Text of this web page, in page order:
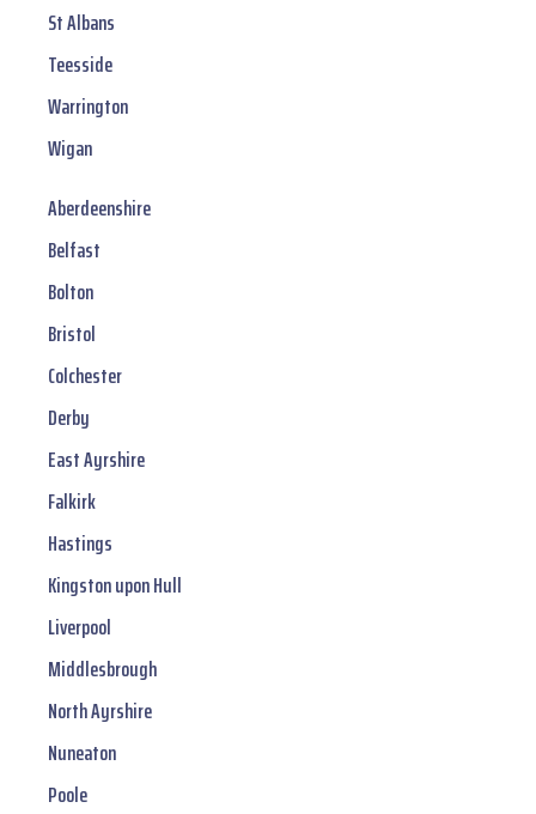
St Albans
Teesside
Warrington
Wigan
Aberdeenshire
Belfast
Bolton
Bristol
Colchester
Derby
East Ayrshire
Falkirk
Hastings
Kingston upon Hull
Liverpool
Middlesbrough
North Ayrshire
Nuneaton
Poole